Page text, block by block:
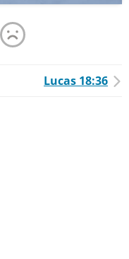
Lucas 18:36